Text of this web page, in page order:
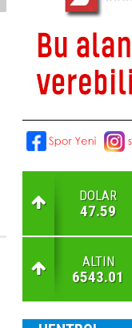
DOLAR
47.59
ALTIN
6543.01